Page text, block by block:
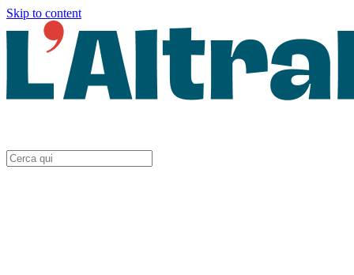
Skip to content